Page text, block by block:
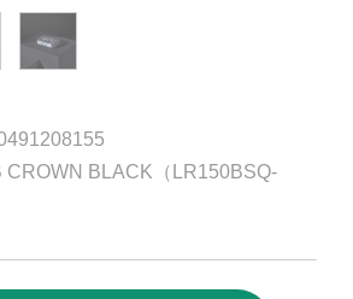
CROWN BLACK（LR150BSQ-